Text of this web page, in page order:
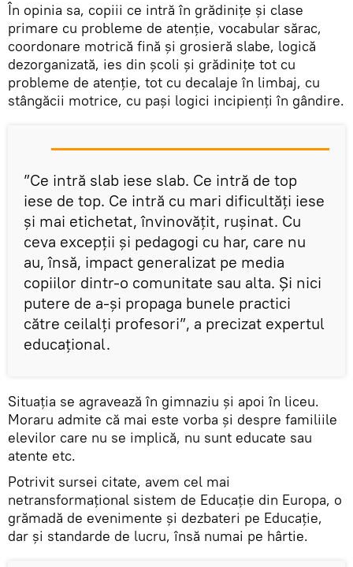
În opinia sa, copiii ce intră în grădinițe și clase
primare cu probleme de atenție, vocabular sărac,
coordonare motrică fină și grosieră slabe, logică
dezorganizată, ies din școli și grădinițe tot cu
probleme de atenție, tot cu decalaje în limbaj, cu
stângăcii motrice, cu pași logici incipienți în gândire.
”Ce intră slab iese slab. Ce intră de top
iese de top. Ce intră cu mari dificultăți iese
și mai etichetat, învinovățit, rușinat. Cu
ceva excepții și pedagogi cu har, care nu
au, însă, impact generalizat pe media
copiilor dintr-o comunitate sau alta. Și nici
putere de a-și propaga bunele practici
către ceilalți profesori”, a precizat expertul
educațional.
Situația se agravează în gimnaziu și apoi în liceu.
Moraru admite că mai este vorba și despre familiile
elevilor care nu se implică, nu sunt educate sau
atente etc.
Potrivit sursei citate, avem cel mai
netransformațional sistem de Educație din Europa, o
grămadă de evenimente și dezbateri pe Educație,
dar și standarde de lucru, însă numai pe hârtie.